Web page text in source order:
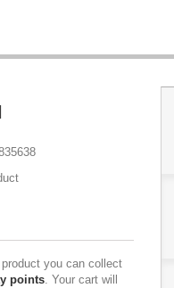
you can collect
points. Your cart will